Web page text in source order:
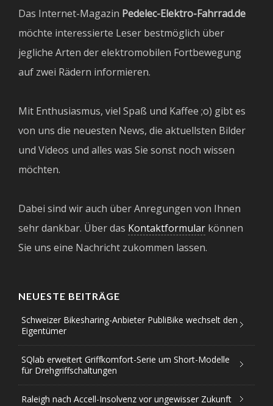
Das Internet-Magazin Pedelec-Elektro-Fahrrad.de
möchte interessierte Leser bestmöglich über
jegliche Arten der elektromobilen Fortbewegung
auf zwei Rädern informieren.
Mit Enthusiasmus, viel Spaß und Kaffee ;o) gibt es
von uns die neuesten News, die aktuellsten Bilder
und Videos und alles was Sie sonst noch wissen
möchten.
Dabei sind wir auch über Anregungen von Ihnen
sehr dankbar. Über das Kontaktformular können
Sie uns eine Nachricht zukommen lassen.
NEUESTE BEITRÄGE
Schweizer Bikesharing-Anbieter PubliBike wechselt den
Eigentümer
SQlab erweitert Griffkomfort-Serie um Short-Modelle
für Drehgriffschaltungen
Raleigh nach Accell-Insolvenz vor ungewisser Zukunft